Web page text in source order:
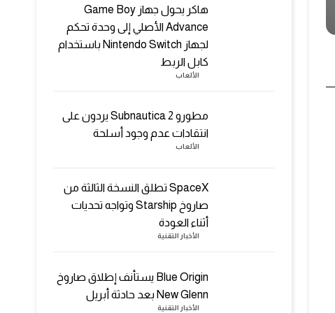
هاكر يحول جهاز Game Boy
Advance الأصلي إلى وحدة تحكم
لجهاز Nintendo Switch باستخدام
كابل الربط
الألعاب
مطورو Subnautica 2 يردون على
انتقادات عدم وجود أسلحة
الألعاب
SpaceX تطلق النسخة الثالثة من
صاروخ Starship وتواجه تحديات
أثناء العودة
الأخبار التقنية
Blue Origin يستأنف إطلاق صاروخ
New Glenn بعد حادثة أبريل
الأخبار التقنية